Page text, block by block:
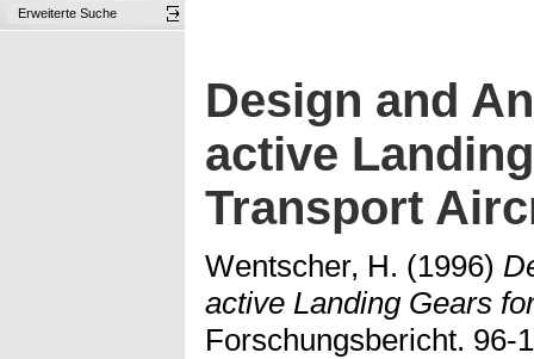
Erweiterte Suche
Design and
active
Transport
Wentscher, H. (1996)
active Landing Gears
Forschungsbericht. 96-